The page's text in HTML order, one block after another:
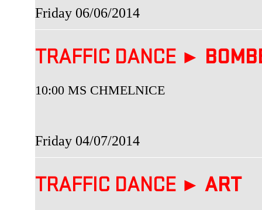
Friday 06/06/2014
TRAFFIC DANCE ►
10:00 MS CHMELNICE
Friday 04/07/2014
TRAFFIC DANCE ► ART